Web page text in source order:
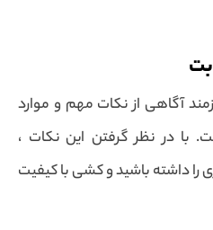
آگاهی از نکات مهم و موارد
با در نظر گرفتن این نکات ،
را داشته باشید و کشی با کیفیت